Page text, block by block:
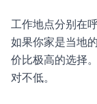
工作地点分别在
如果你家是当地
价比极高的选择
对不低。